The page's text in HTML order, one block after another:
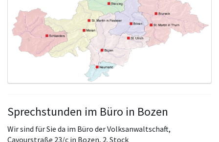
Sprechstunden im Büro in Bozen
Wir sind für Sie da im Büro der Volksanwaltschaft,
Cavourstraße 23/c in Bozen, 2. Stock